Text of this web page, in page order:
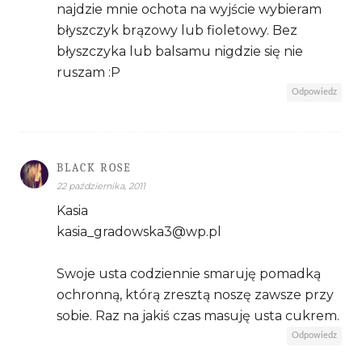
najdzie mnie ochota na wyjście wybieram
błyszczyk brązowy lub fioletowy. Bez
błyszczyka lub balsamu nigdzie się nie
ruszam :P
Odpowiedz
BLACK ROSE
22 października, 2011
Kasia
kasia_gradowska3@wp.pl
Swoje usta codziennie smaruję pomadką
ochronną, którą zresztą noszę zawsze przy
sobie. Raz na jakiś czas masuję usta cukrem.
Odpowiedz